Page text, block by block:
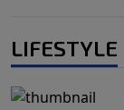
LIFESTYLE